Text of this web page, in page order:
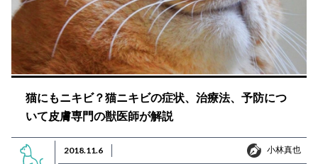
猫にもニキビ？猫ニキビの症状、治療法、予防につ
いて皮膚専門の獣医師が解説
2018.11.6 小林真也
小林真也